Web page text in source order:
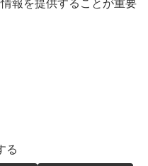
報を提供することが重要
る